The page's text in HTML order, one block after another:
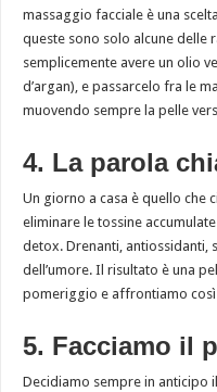
massaggio facciale è una
queste sono solo alcune delle
semplicemente avere un olio
d’argan), e passarcelo fra le
muovendo sempre la pelle
4. La parola
Un giorno a casa è quello che
eliminare le tossine
detox. Drenanti, antiossidanti,
dell’umore. Il risultato è una
pomeriggio e affrontiamo così
5. Facciamo il
Decidiamo sempre in anticipo